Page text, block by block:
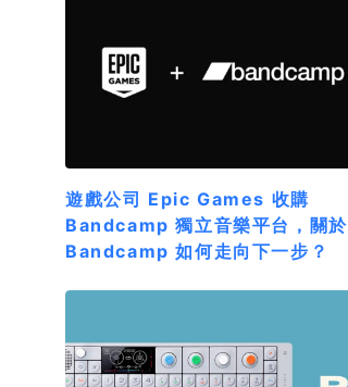
遊戲公司 Epic Games 收購
Bandcamp 獨立音樂平台，關於
Bandcamp 如何走向下一步？